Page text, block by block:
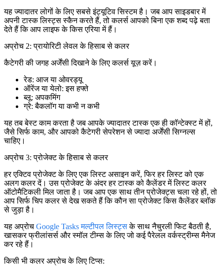
यह ज्यादातर लोगों के लिए सबसे इंट्यूटिव सिस्टम है। जब आप साइडबार में
अपनी टास्क लिस्ट्स स्कैन करते हैं, तो कलर्स आपको बिना एक शब्द पढ़े बता
देते हैं कि आप लाइफ के किस एरिया में हैं।
अप्रोच 2: प्रायोरिटी लेवल के हिसाब से कलर
कैटेगरी की जगह अर्जेंसी दिखाने के लिए कलर्स यूज़ करें।
रेड: आज या ओवरड्यू
ऑरेंज या येलो: इस हफ्ते
ब्लू: अपकमिंग
ग्रे: बैकलॉग या कभी न कभी
यह तब बेस्ट काम करता है जब आपके ज्यादातर टास्क एक ही कॉन्टेक्स्ट में हों,
जैसे सिर्फ काम, और आपको कैटेगरी सेपरेशन से ज्यादा अर्जेंसी सिग्नल्स
चाहिए।
अप्रोच 3: प्रोजेक्ट के हिसाब से कलर
हर एक्टिव प्रोजेक्ट के लिए एक लिस्ट असाइन करें, फिर हर लिस्ट को एक
अलग कलर दें। उस प्रोजेक्ट के अंदर हर टास्क को कैलेंडर में लिस्ट कलर
ऑटोमैटिकली मिल जाता है। जब आप एक साथ तीन प्रोजेक्ट्स चला रहे हों, तो
आप सिर्फ चिप कलर से देख सकते हैं कि कौन सा प्रोजेक्ट किस कैलेंडर ब्लॉक
से जुड़ा है।
यह अप्रोच Google Tasks मल्टीपल लिस्ट्सके साथ नैचुरली फिट बैठती है,
खासकर फ्रीलांसर्स और स्मॉल टीम्स के लिए जो कई पैरेलल वर्कस्ट्रीम्स मैनेज
कर रहे हैं।
किसी भी कलर अप्रोच के लिए टिप्स: